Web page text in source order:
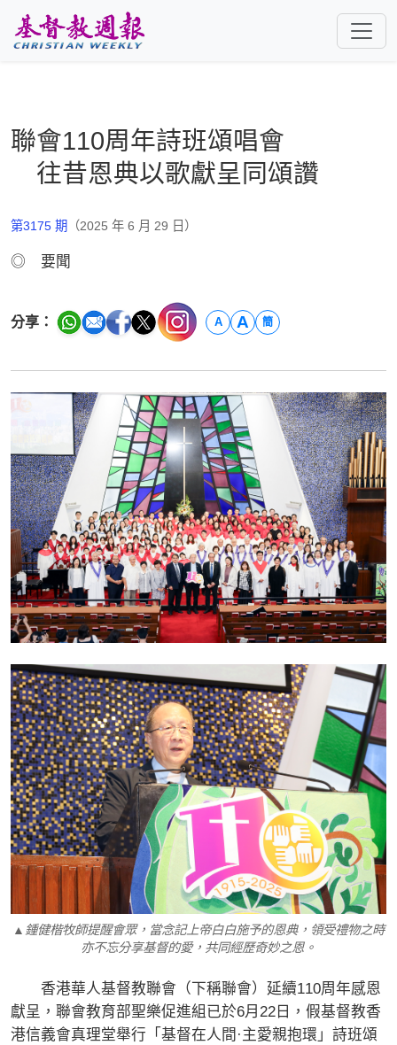
聯會110周年詩班頌唱會
往昔恩典以歌獻呈同頌讚
第3175 期 （2025 年 6 月 29 日）
◎ 要聞
分享： A A 簡
▲鍾健楷牧師提醒會眾，當念記上帝白白施予的恩典，領受禮物之時
亦不忘分享基督的愛，共同經歷奇妙之恩。
香港華人基督教聯會（下稱聯會）延續110周年感恩
獻呈，聯會教育部聖樂促進組已於6月22日，假基督教香
港信義會真理堂舉行「基督在人間·主愛親抱環」詩班頌